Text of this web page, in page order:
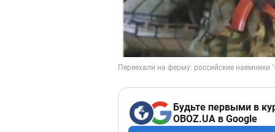
Будьте первыми в
OBOZ.UA в Google